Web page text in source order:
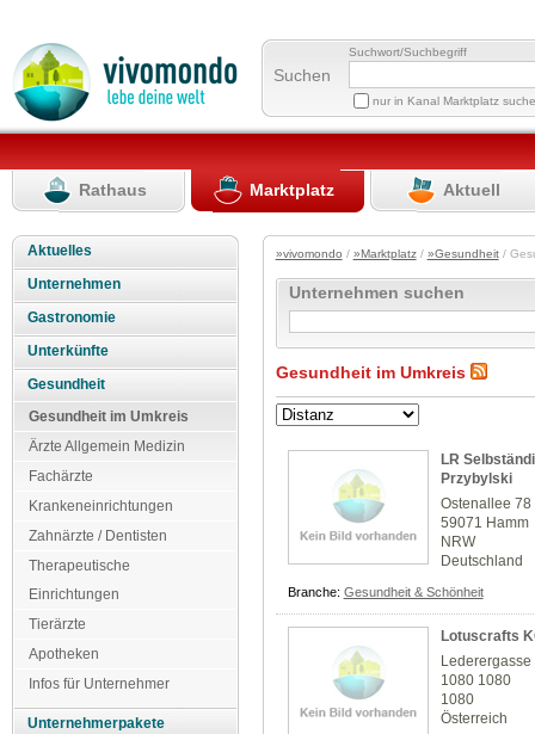
Suchen
Suchwort/Suchbegriff
nur in Kanal Marktplatz
Rathaus Marktplatz Aktuell
Aktuelles
Unternehmen
Gastronomie
Unterkünfte
Gesundheit
Gesundheit im Umkreis
Ärzte Allgemein Medizin
Fachärzte
Krankeneinrichtungen
Zahnärzte / Dentisten
Therapeutische
Einrichtungen
Tierärzte
Apotheken
Infos für Unternehmer
Unternehmerpakete
»vivomondo / »Marktplatz/ »Gesundheit/
Unternehmen suchen
Gesundheit im Umkreis
LR
Przybylski
Ostenallee 78
59071 Hamm
NRW
Deutschland
Branche: Gesundheit & Schönheit
Lotuscrafts
Lederergasse
1080 1080
1080
Österreich